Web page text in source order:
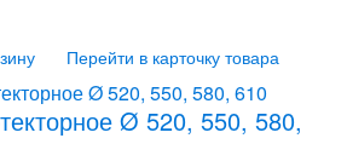
Перейти в карточку товара
Ø 520, 550, 580,